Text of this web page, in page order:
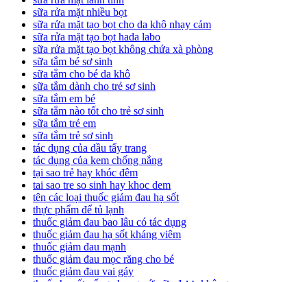
sữa rửa mặt nhiều bọt
sữa rửa mặt tạo bọt cho da khô nhạy cảm
sữa rửa mặt tạo bọt hada labo
sữa rửa mặt tạo bọt không chứa xà phòng
sữa tắm bé sơ sinh
sữa tắm cho bé da khô
sữa tắm dành cho trẻ sơ sinh
sữa tắm em bé
sữa tắm nào tốt cho trẻ sơ sinh
sữa tắm trẻ em
sữa tắm trẻ sơ sinh
tác dụng của dầu tẩy trang
tác dụng của kem chống nắng
tại sao trẻ hay khóc đêm
tai sao tre so sinh hay khoc dem
tên các loại thuốc giảm đau hạ sốt
thực phẩm để tủ lạnh
thuốc giảm đau bao lâu có tác dụng
thuốc giảm đau hạ sốt kháng viêm
thuốc giảm đau mạnh
thuốc giảm đau mọc răng cho bé
thuốc giảm đau vai gáy